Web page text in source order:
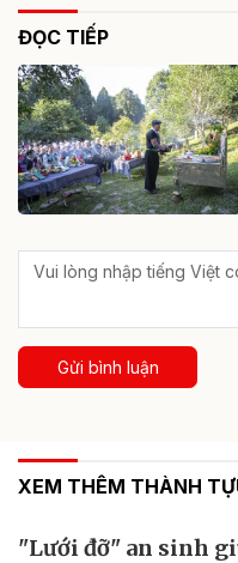
ĐỌC TIẾP
Gửi bình luận
XEM THÊM THÀNH
"Lưới đỡ" an sinh